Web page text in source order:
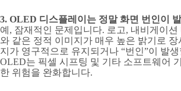
3. OLED 디스플레이는 정말 화면 번인이
예, 잠재적인 문제입니다. 로고, 내비게이션
와 같은 정적 이미지가 매우 높은 밝기로 장
지가 영구적으로 유지되거나 “번인”이 발생
OLED는 픽셀 시프팅 및 기타 소프트웨어
한 위험을 완화합니다.